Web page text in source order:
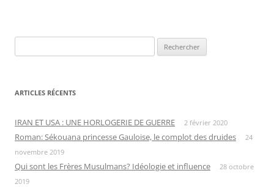
ARTICLES RÉCENTS
IRAN ET USA : UNE HORLOGERIE DE GUERRE 2 février 2020
Roman: Sékouana princesse Gauloise, le complot des druides
24
novembre 2019
Qui sont les Frères Musulmans? Idéologie et influence
28 octobre
2019